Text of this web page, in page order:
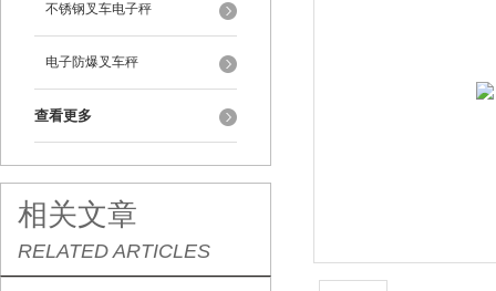
不锈钢叉车电子秤
电子防爆叉车秤
查看更多
相关文章
RELATED ARTICLES